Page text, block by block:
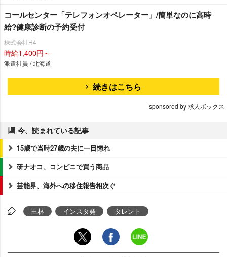
コールセンター「テレフォンオペレーター」/簡単なのに高時
給?健康診断の予約受付
株式会社H4
時給1,400円～
派遣社員 / 北海道
続きはこちら
sponsored by 求人ボックス
今、読まれている記事
15歳で当時27歳の夫に一目惚れ
研ナオコ、コンビニで買う商品
芸能界、海外への移住報告相次ぐ
王林 インスタ発 タレント